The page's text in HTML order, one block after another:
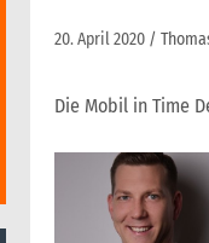
20. April 2020
Die Mobil in Time